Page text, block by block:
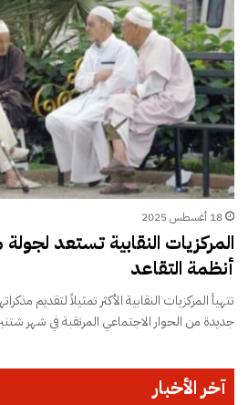
18 أغسطس 2025
المركزيات النقابية تستعد
أنظمة التقاعد
تتهيأ المركزيات النقابية الأكثر تمثيلاً لتقديم
جديدة من الحوار الاجتماعي المرتقبة في شهر
آخر الأخبار